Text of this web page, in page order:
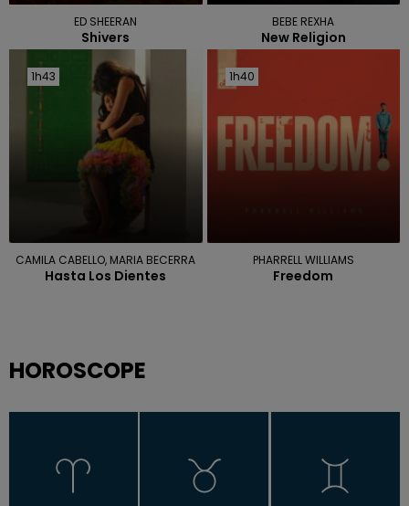
ED SHEERAN
Shivers
BEBE REXHA
New Religion
1h43
1h43
CAMILA CABELLO, MARIA BECERRA
Hasta Los Dientes
1h40
1h40
PHARRELL WILLIAMS
Freedom
HOROSCOPE